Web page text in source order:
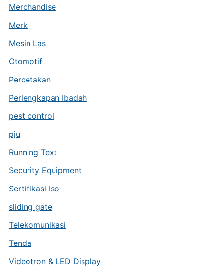
Merchandise
Merk
Mesin Las
Otomotif
Percetakan
Perlengkapan Ibadah
pest control
pju
Running Text
Security Equipment
Sertifikasi Iso
sliding gate
Telekomunikasi
Tenda
Videotron & LED Display